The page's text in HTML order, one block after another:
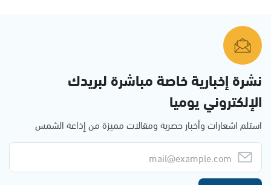
نشرة إخبارية خاصة مباشرة لبريدك
الإلكتروني يوميا
استلم اشعارات وأخبار حصرية ومقالات مميزة من إذاعة الشمس